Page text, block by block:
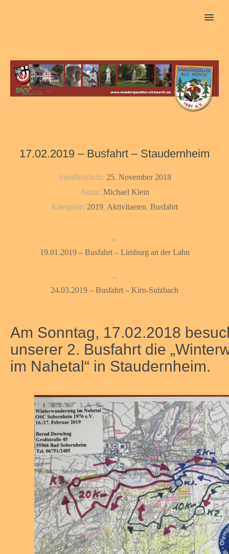
MENU
Am Sonntag, 17.02.2018
unserer 2. Busfahrt die
im Nahetal“ in Staudernheim.
17.02.2019 – Busfahrt – Staudernheim
Veröffentlicht: 25. November 2018
Autor: Michael Klein
Kategorie: 2019, Aktivitaeten, Busfahrt
←
19.01.2019 – Busfahrt – Limburg an der Lahn
→
24.03.2019 – Busfahrt – Kirn-Sulzbach